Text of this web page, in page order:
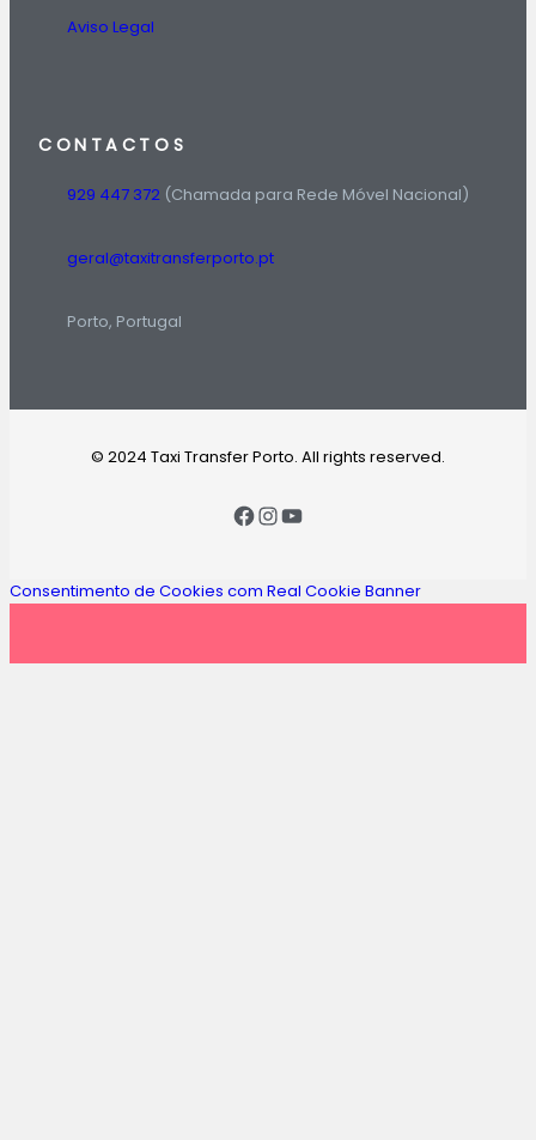
Aviso Legal
CONTACTOS
929 447 372 (Chamada para Rede Móvel Nacional)
geral@taxitransferporto.pt
Porto, Portugal
© 2024 Taxi Transfer Porto. All rights reserved.
Consentimento de Cookies com Real Cookie Banner